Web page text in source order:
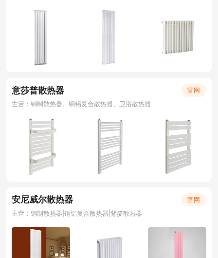
意莎普散热器
官网
主营：钢制散热器、铜铝复合散热器、卫浴散热器
安尼威尔散热器
官网
主营：钢制散热器|铜铝复合散热器|背篓散热器